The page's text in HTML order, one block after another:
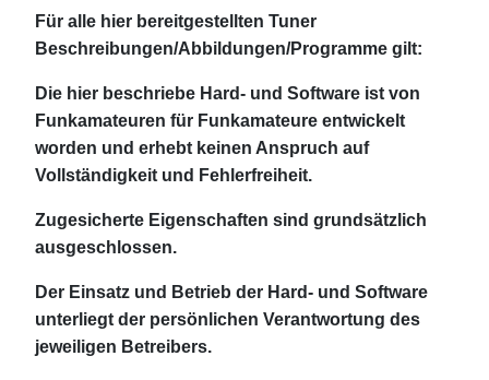
Für alle hier bereitgestellten Tuner
Beschreibungen/Abbildungen/Programme gilt:
Die hier beschriebe Hard- und Software ist von
Funkamateuren für Funkamateure entwickelt
worden und erhebt keinen Anspruch auf
Vollständigkeit und Fehlerfreiheit.
Zugesicherte Eigenschaften sind grundsätzlich
ausgeschlossen.
Der Einsatz und Betrieb der Hard- und Software
unterliegt der persönlichen Verantwortung des
jeweiligen Betreibers.